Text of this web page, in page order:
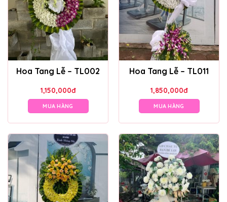
Hoa Tang Lễ – TL002
1,150,000đ
MUA HÀNG
Hoa Tang Lễ – TL011
1,850,000đ
MUA HÀNG